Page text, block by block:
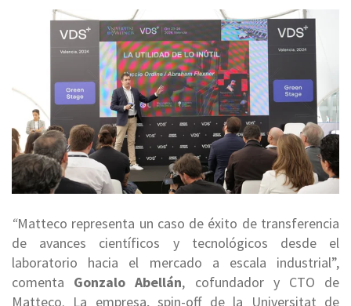
“Matteco representa un caso de éxito de transferencia
de avances científicos y tecnológicos desde el
laboratorio hacia el mercado a escala industrial”,
comenta Gonzalo Abellán, cofundador y CTO de
Matteco. La empresa, spin-off de la Universitat de